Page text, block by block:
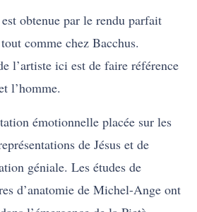
obtenue par le rendu parfait
comme chez Bacchus.
l’artiste ici est de faire référence
l’homme.
émotionnelle placée sur les
de Jésus et de
géniale. Les études de
d’anatomie de Michel-Ange ont